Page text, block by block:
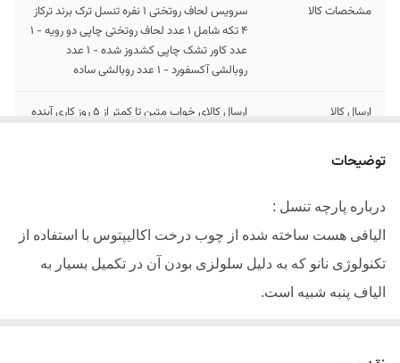
مشخصات کالا
سرویس لحاف روتختی 1 نفره تنسل ترک برند ترکاز
4 تکه شامل 1 عدد لحاف روتختی چاپی دو رویه - 1
عدد کاور تشک چاپی کشدوز شده - 1 عدد
روبالشی آکسفورد - 1 عدد روبالشی ساده
ارسال کالا ارسال کالای خواب متین تا کمتر از 5 روز کاری آینده
توضیحات
درباره پارچه تنسل :
الیافی هست ساخته شده از چوب درخت اکالیپتوس با استفاده از
تکنولوژی نانو که به دلیل سلولزی بودن آن در تکمیل بسیار به
الیاف پنبه شبیه است.